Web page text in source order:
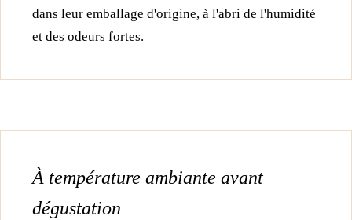
dans leur emballage d'origine, à l'abri de l'humidité
et des odeurs fortes.
À température ambiante avant
dégustation